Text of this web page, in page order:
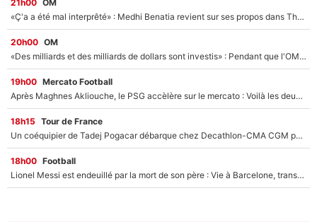
21h00 OM
«Ç'a a été mal interprêté» : Medhi Benatia revient sur ses propos dans The Bridge et précise ses conditions pour rejoindre le PSG !
20h00 OM
«Des milliards et des milliards de dollars sont investis» : Pendant que l'OM est en pleine crise financière, Frank McCourt lance un nouveau projet à 260M€ !
19h00 Mercato Football
Après Maghnes Akliouche, le PSG accèlère sur le mercato : Voilà les deux nouvelles recrues qui vont signer la semaine prochaine ?
18h15 Tour de France
Un coéquipier de Tadej Pogacar débarque chez Decathlon-CMA CGM pour épauler Paul Seixas : «Mes meilleures années sont à venir»
18h00 Football
Lionel Messi est endeuillé par la mort de son père : Vie à Barcelone, transfert au PSG... voilà comment Jorge Messi a joué un rôle essentiel dans sa carrière !